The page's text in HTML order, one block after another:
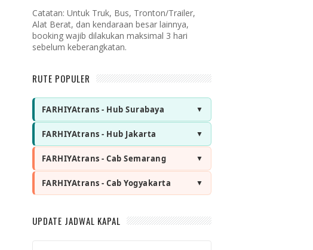
Catatan: Untuk Truk, Bus, Tronton/Trailer,
Alat Berat, dan kendaraan besar lainnya,
booking wajib dilakukan maksimal 3 hari
sebelum keberangkatan.
RUTE POPULER
FARHIYAtrans - Hub Surabaya
FARHIYAtrans - Hub Jakarta
FARHIYAtrans - Cab Semarang
FARHIYAtrans - Cab Yogyakarta
UPDATE JADWAL KAPAL